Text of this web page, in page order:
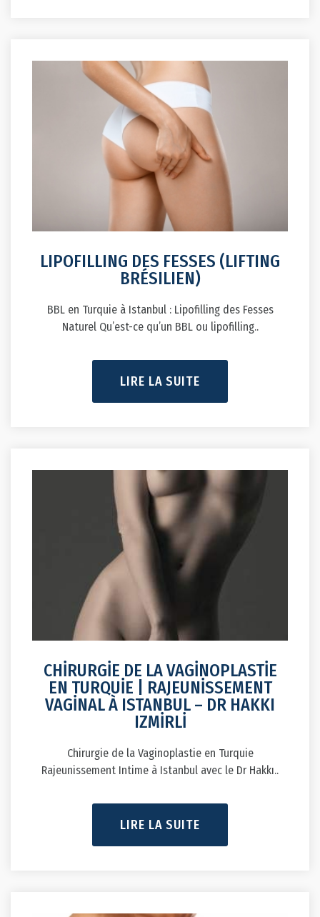
LIPOFILLING DES FESSES (LIFTING
BRÉSILIEN)
BBL en Turquie à Istanbul : Lipofilling des Fesses
Naturel Qu’est-ce qu’un BBL ou lipofilling..
LIRE LA SUITE
CHİRURGİE DE LA VAGİNOPLASTİE
EN TURQUİE | RAJEUNİSSEMENT
VAGİNAL À ISTANBUL – DR HAKKI
IZMİRLİ
Chirurgie de la Vaginoplastie en Turquie
Rajeunissement Intime à Istanbul avec le Dr Hakkı..
LIRE LA SUITE